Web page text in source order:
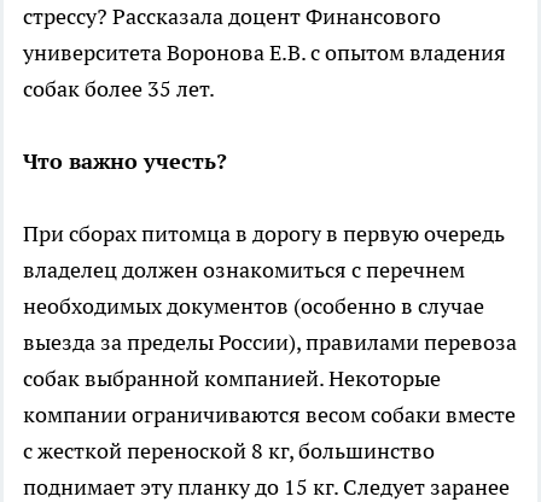
стрессу? Рассказала доцент Финансового
университета Воронова Е.В. с опытом владения
собак более 35 лет.
Что важно учесть?
При сборах питомца в дорогу в первую очередь
владелец должен ознакомиться с перечнем
необходимых документов (особенно в случае
выезда за пределы России), правилами перевоза
собак выбранной компанией. Некоторые
компании ограничиваются весом собаки вместе
с жесткой переноской 8 кг, большинство
поднимает эту планку до 15 кг. Следует заранее